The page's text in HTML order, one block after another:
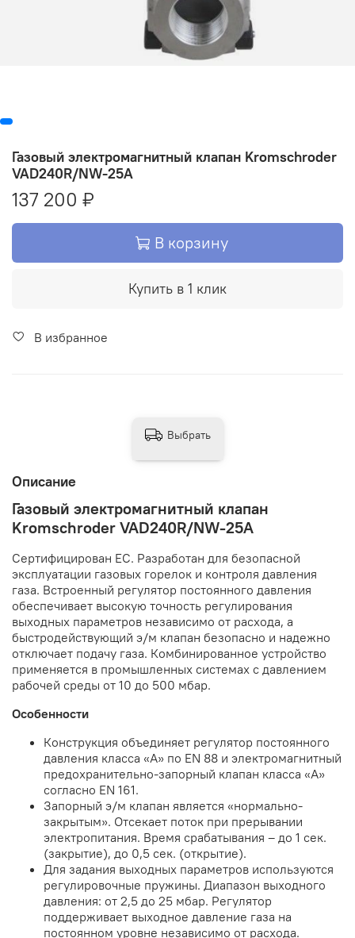
Газовый электромагнитный клапан Kromschroder
VAD240R/NW-25A
137 200 ₽
В корзину
Купить в 1 клик
В избранное
Описание
Газовый электромагнитный клапан
Kromschroder VAD240R/NW-25A
Сертифицирован ЕС. Разработан для безопасной
эксплуатации газовых горелок и контроля давления
газа. Встроенный регулятор постоянного давления
обеспечивает высокую точность регулирования
выходных параметров независимо от расхода, а
быстродействующий э/м клапан безопасно и надежно
отключает подачу газа. Комбинированное устройство
применяется в промышленных системах с давлением
рабочей среды от 10 до 500 мбар.
Особенности
Конструкция объединяет регулятор постоянного
давления класса «А» по EN 88 и электромагнитный
предохранительно-запорный клапан класса «А»
согласно EN 161.
Запорный э/м клапан является «нормально-
закрытым». Отсекает поток при прерывании
электропитания. Время срабатывания – до 1 сек.
(закрытие), до 0,5 сек. (открытие).
Для задания выходных параметров используются
регулировочные пружины. Диапазон выходного
давления: от 2,5 до 25 мбар. Регулятор
поддерживает выходное давление газа на
постоянном уровне независимо от расхода.
Выбрать